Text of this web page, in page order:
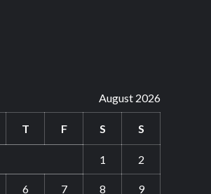
August 2026
T F S S
1 2
6 7 8 9